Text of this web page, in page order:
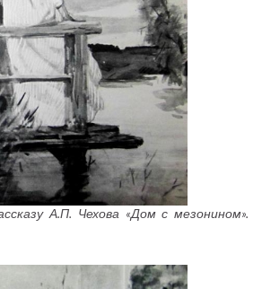
А.П. Чехова «Дом с мезонином».